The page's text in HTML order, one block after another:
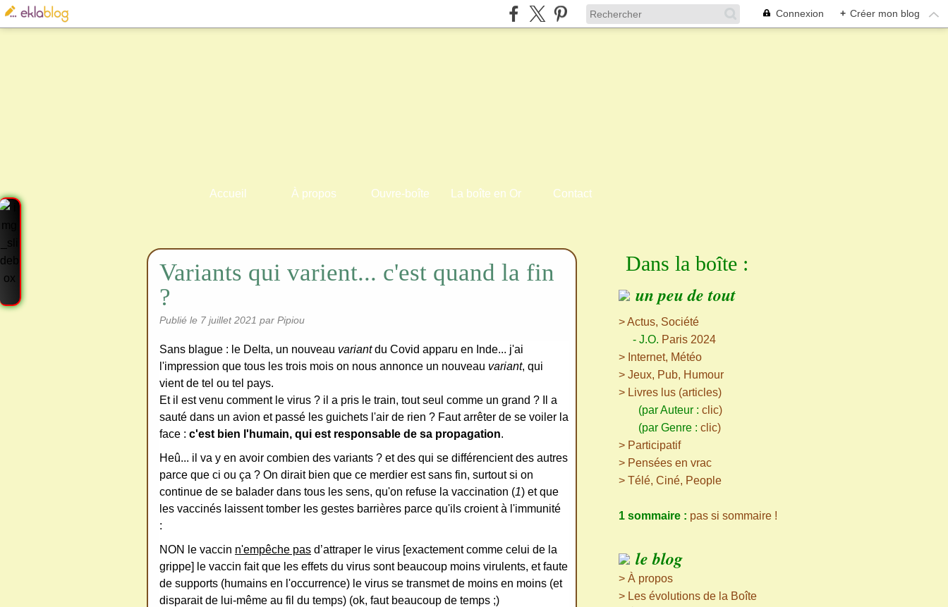
Connexion + Créer mon blog
Accueil À propos Ouvre-boîte La boîte en Or Contact
Variants qui varient... c'est quand la fin
?
Publié le 7 juillet 2021 par Pipiou
Sans blague : le Delta, un nouveau variantdu Covid apparu en Inde... j'ai
l'impression que tous les trois mois on nous annonce un nouveau variant, qui
vient de tel ou tel pays.
Et il est venu comment le virus ? il a pris le train, tout seul comme un grand ? Il a
sauté dans un avion et passé les guichets l'air de rien ? Faut arrêter de se voiler la
face : c'est bien l'humain, qui est responsable de sa propagation.
Heû... il va y en avoir combien des variants ? et des qui se différencient des autres
parce que ci ou ça ? On dirait bien que ce merdier est sans fin, surtout si on
continue de se balader dans tous les sens, qu'on refuse la vaccination (1) et que
les vaccinés laissent tomber les gestes barrières parce qu'ils croient à l'immunité
:
NON le vaccin n'empêche pas d’attraper le virus [exactement comme celui de la
grippe] le vaccin fait que les effets du virus sont beaucoup moins virulents, et faute
de supports (humains en l'occurrence) le virus se transmet de moins en moins (et
disparait de lui-même au fil du temps) (ok, faut beaucoup de temps ;)
Dans la boîte :
un peu de tout
> Actus, Société
- J.O. Paris 2024
> Internet, Météo
> Jeux, Pub, Humour
> Livres lus (articles)
(par Auteur : clic)
(par Genre : clic)
> Participatif
> Pensées en vrac
> Télé, Ciné, People
1 sommaire : pas si sommaire !
le blog
> À propos
> Les évolutions de la Boîte